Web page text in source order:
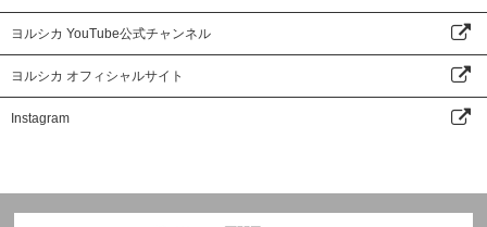
ヨルシカ YouTube公式チャンネル
ヨルシカ オフィシャルサイト
Instagram